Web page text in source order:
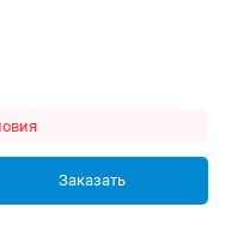
Заказать